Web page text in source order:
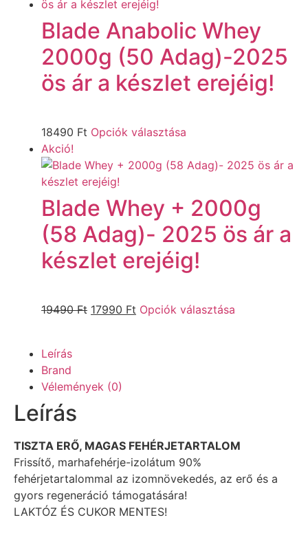
Blade Anabolic Whey
2000g (50 Adag)-2025
ös ár a készlet erejéig!
18490 Ft Opciók választása
Akció!
Blade Whey + 2000g
(58 Adag)- 2025 ös ár a
készlet erejéig!
19490Ft 17990 Ft Opciók választása
Leírás
Brand
Vélemények (0)
Leírás
TISZTA ERŐ, MAGAS FEHÉRJETARTALOM
Frissítő, marhafehérje-izolátum 90%
fehérjetartalommal az izomnövekedés, az erő és a
gyors regeneráció támogatására!
LAKTÓZ ÉS CUKOR MENTES!